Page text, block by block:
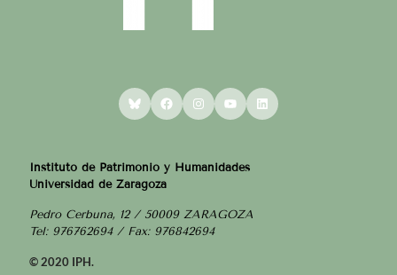
BlueskyFacebookInstagram
YouTubeLinkedIn
Instituto de Patrimonio y Humanidades
Universidad de Zaragoza
Pedro Cerbuna, 12 / 50009 ZARAGOZA
Tel: 976762694 / Fax: 976842694
© 2020 IPH.